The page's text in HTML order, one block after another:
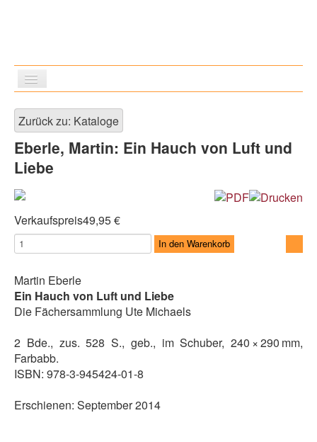
Zurück zu: Kataloge
Eberle, Martin: Ein Hauch von Luft und
Liebe
Verkaufspreis49,95 €
Martin Eberle
Ein Hauch von Luft und Liebe
Die Fächersammlung Ute Michaels
2 Bde., zus. 528 S., geb., im Schuber, 240 × 290 mm,
Farbabb.
ISBN: 978-3-945424-01-8
Erschienen: September 2014